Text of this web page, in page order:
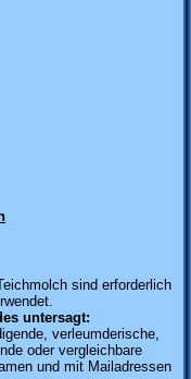
sind erforderlich
untersagt:
verleumderische,
oder vergleichbare
und mit Mailadressen